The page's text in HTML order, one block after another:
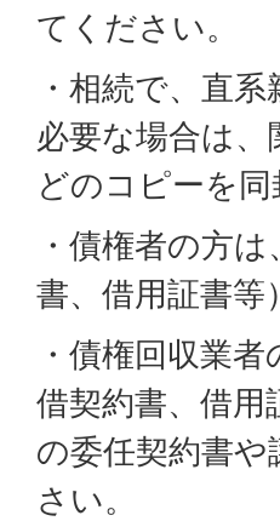
てください。
・相続で、直
必要な場合は
どのコピーを同
・債権者の方
書、借用証書
・債権回収業
借契約書、借
の委任契約書
さい。